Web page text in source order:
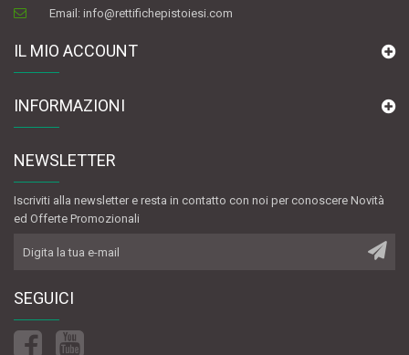
Email:info@rettifichepistoiesi.com
IL MIO ACCOUNT
INFORMAZIONI
NEWSLETTER
Iscriviti alla newsletter e resta in contatto con noi per conoscere Novità
ed Offerte Promozionali
SEGUICI